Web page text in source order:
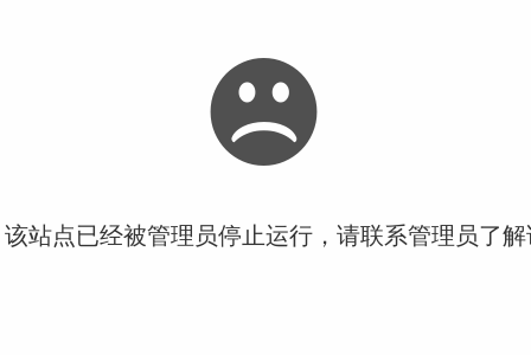
站点已经被管理员停止运行，请联系管理员了